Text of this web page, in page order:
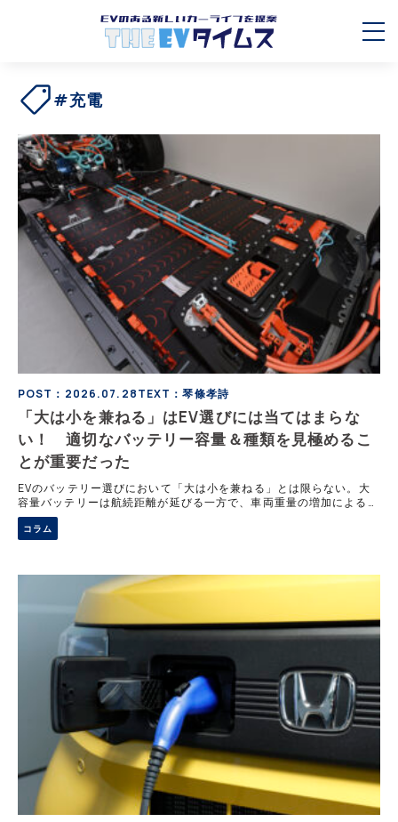
#充電
POST：2026.07.28TEXT：琴條孝詩
「大は小を兼ねる」はEV選びには当てはまらな
い！ 適切なバッテリー容量＆種類を見極めるこ
とが重要だった
EVのバッテリー選びにおいて「大は小を兼ねる」とは限らない。大
容量バッテリーは航続距離が延びる一方で、車両重量の増加による電
費の悪化や充電時間の延長、価格上昇といったデメリットを伴う。ま
た、バッテリーの種類による特性の違いもあるため、日常の走行距離
や使い方に合った賢いバッテリーの選び方を解説する。
コラム